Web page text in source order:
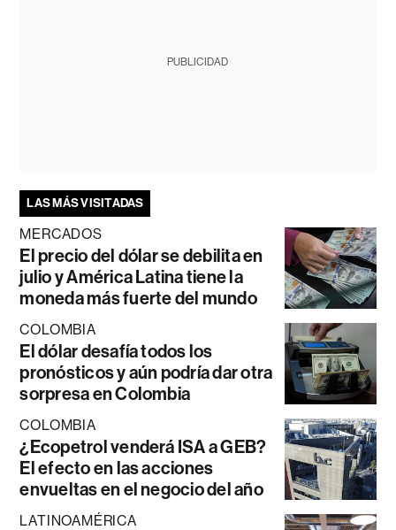
PUBLICIDAD
LAS MÁS VISITADAS
MERCADOS
El precio del dólar se debilita en
julio y América Latina tiene la
moneda más fuerte del mundo
COLOMBIA
El dólar desafía todos los
pronósticos y aún podría dar otra
sorpresa en Colombia
COLOMBIA
¿Ecopetrol venderá ISA a GEB?
El efecto en las acciones
envueltas en el negocio del año
LATINOAMÉRICA